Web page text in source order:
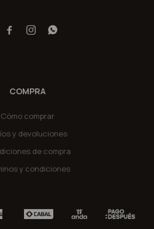
COMPRA
Cómo comprar
y devoluciones
de compra
y condiciones
  